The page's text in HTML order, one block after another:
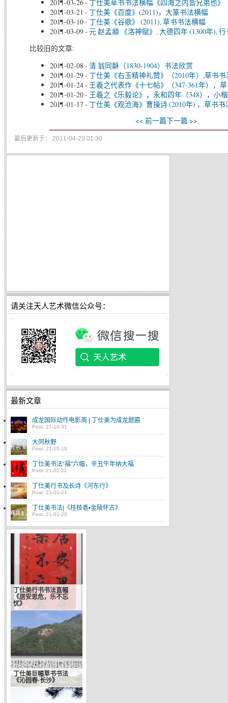
2011-03-26- 丁仕美草书书法横幅《四海之内皆兄弟也》
2011-03-21 - 丁仕美《百度》(2011)，大篆书法横幅
2011-03-10- 丁仕美《谷歌》 (2011), 草书书法横幅
2011-03-09- 元 赵孟頫 《洛神赋》, 大德四年 (1300年), 行
比较旧的文章:
2011-02-08 - 清 翁同龢（1830-1904）书法欣赏
2011-01-29- 丁仕美《右玉精神礼赞》（2010年）,草书
2011-01-24- 王羲之代表作《十七帖》（347-361年），
2011-01-20- 王羲之《乐毅论》，永和四年（348），小楷
2011-01-17 - 丁仕美《观沧海》曹操诗 (2010年) ，草书书
<< 前一篇下一篇 >>
最后更新于： 2011-04-29 01:30
请关注天人艺术微信公众号：
最新文章
成龙国际动作电影周 | 丁仕美为成龙题匾
Post: 21-10-31
大同秋野
Post: 21-10-10
丁仕美书法“福”六幅，辛丑牛年纳大福
Post: 21-02-22
丁仕美行书及长诗《河东行》
Post: 21-01-21
丁仕美书法|《桂枝香•金陵怀古》
Post: 21-01-20
丁仕美行书书法直幅
《居安思危，乐不忘
忧》
丁仕美巨幅草书书法
《沁园春·长沙》